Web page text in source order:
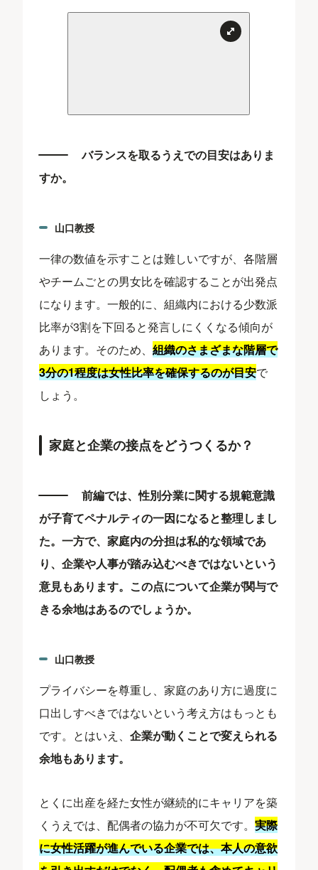
バランスを取るうえでの目安はありま
すか。
山口教授
一律の数値を示すことは難しいですが、各階層
やチームごとの男女比を確認することが出発点
になります。一般的に、組織内における少数派
比率が3割を下回ると発言しにくくなる傾向が
あります。そのため、組織のさまざまな階層で
3分の1程度は女性比率を確保するのが目安で
しょう。
家庭と企業の接点をどうつくるか？
前編では、性別分業に関する規範意識
が子育てペナルティの一因になると整理しまし
た。一方で、家庭内の分担は私的な領域であ
り、企業や人事が踏み込むべきではないという
意見もあります。この点について企業が関与で
きる余地はあるのでしょうか。
山口教授
プライバシーを尊重し、家庭のあり方に過度に
口出しすべきではないという考え方はもっとも
です。とはいえ、企業が動くことで変えられる
余地もあります。
とくに出産を経た女性が継続的にキャリアを築
くうえでは、配偶者の協力が不可欠です。実際
に女性活躍が進んでいる企業では、本人の意欲